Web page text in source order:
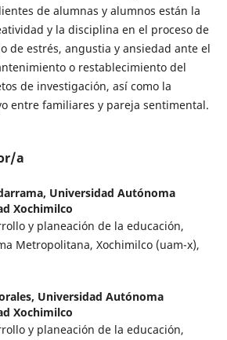
de alumnas y alumnos están la
y la disciplina en el proceso de
de estrés, angustia y ansiedad ante el
o restablecimiento del
de investigación, así como la
entre familiares y pareja sentimental.
a
Universidad Autónoma
Xochimilco
y planeación de la educación,
Metropolitana, Xochimilco (uam-x),
Universidad Autónoma
Xochimilco
y planeación de la educación,